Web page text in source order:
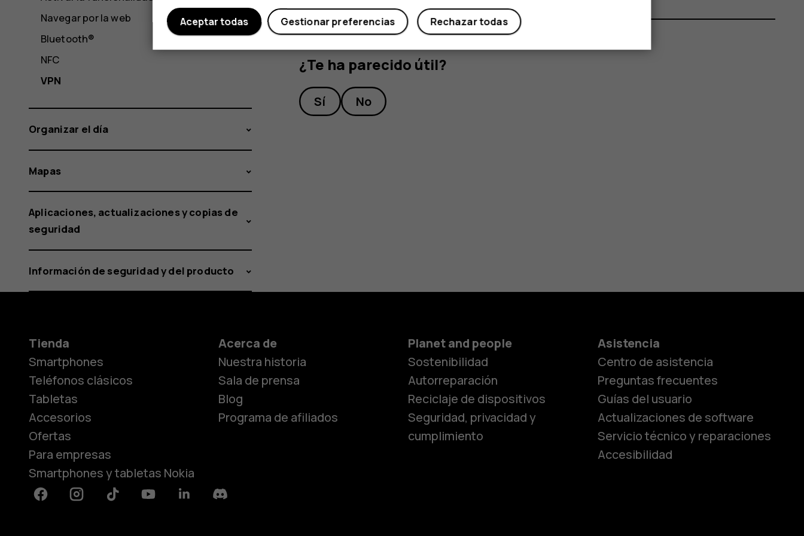
Smartphones
Teléfonos clásicos
Teléfonos para
¿Te ha parecido útil?
Sí No
Navegar por la web
Bluetooth®
NFC
VPN
Organizar el día
Mapas
Aplicaciones, actualizaciones y copias de
seguridad
Información de seguridad y del producto
Tienda
Smartphones
Teléfonos clásicos
Tabletas
Accesorios
Ofertas
Para empresas
Smartphones y tabletas Nokia
Acerca de
Nuestra historia
Sala de prensa
Blog
Programa de afiliados
Planet and people
Sostenibilidad
Autorreparación
Reciclaje de dispositivos
Seguridad, privacidad y
cumplimiento
Asistencia
Centro de asistencia
Preguntas frecuentes
Guías del usuario
Actualizaciones de software
Servicio técnico y reparaciones
Accesibilidad
FacebookInstagramTiktok YoutubeLinkedinDiscord
Rechazar todas
Gestionar preferencias
Aceptar todas